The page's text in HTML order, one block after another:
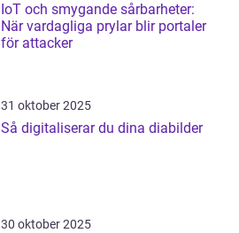
IoT och smygande sårbarheter:
När vardagliga prylar blir portaler
för attacker
31 oktober 2025
Så digitaliserar du dina diabilder
30 oktober 2025